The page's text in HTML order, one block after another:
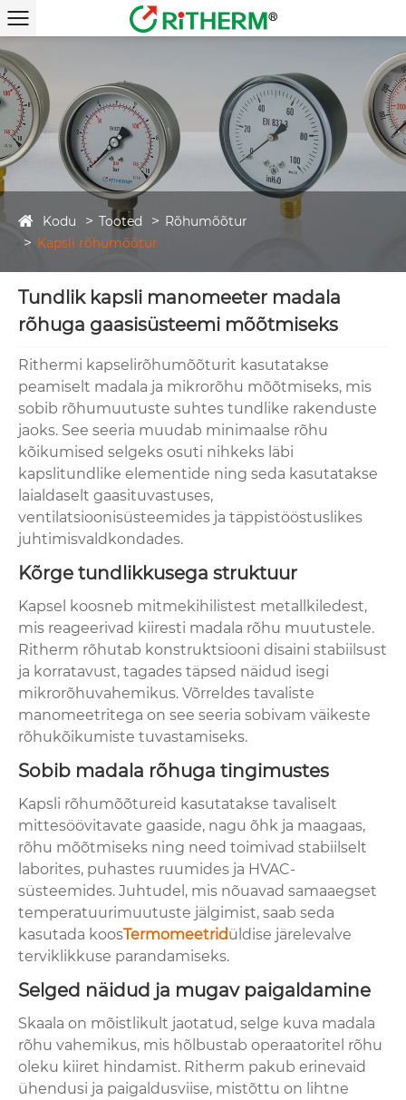
Kodu Tooted
Rõhumõõtur
Kapsli rõhumõõtur
Tundlik kapsli manomeeter madala
rõhuga gaasisüsteemi mõõtmiseks
Rithermi kapselirõhumõõturit kasutatakse
peamiselt madala ja mikrorõhu mõõtmiseks, mis
sobib rõhumuutuste suhtes tundlike rakenduste
jaoks. See seeria muudab minimaalse rõhu
kõikumised selgeks osuti nihkeks läbi
kapslitundlike elementide ning seda kasutatakse
laialdaselt gaasituvastuses,
ventilatsioonisüsteemides ja täppistööstuslikes
juhtimisvaldkondades.
Kõrge tundlikkusega struktuur
Kapsel koosneb mitmekihilistest metallkiledest,
mis reageerivad kiiresti madala rõhu muutustele.
Ritherm rõhutab konstruktsiooni disaini stabiilsust
ja korratavust, tagades täpsed näidud isegi
mikrorõhuvahemikus. Võrreldes tavaliste
manomeetritega on see seeria sobivam väikeste
rõhukõikumiste tuvastamiseks.
Sobib madala rõhuga tingimustes
Kapsli rõhumõõtureid kasutatakse tavaliselt
mittesöövitavate gaaside, nagu õhk ja maagaas,
rõhu mõõtmiseks ning need toimivad stabiilselt
laborites, puhastes ruumides ja HVAC-
süsteemides. Juhtudel, mis nõuavad samaaegset
temperatuurimuutuste jälgimist, saab seda
kasutada koosTermomeetridüldise järelevalve
terviklikkuse parandamiseks.
Selged näidud ja mugav paigaldamine
Skaala on mõistlikult jaotatud, selge kuva madala
rõhu vahemikus, mis hõlbustab operaatoritel rõhu
oleku kiiret hindamist. Ritherm pakub erinevaid
ühendusi ja paigaldusviise, mistõttu on lihtne